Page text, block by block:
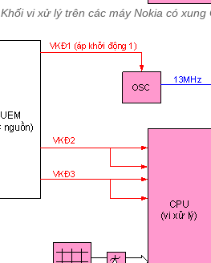
Khối vi xử lý trên các máy Nokia có